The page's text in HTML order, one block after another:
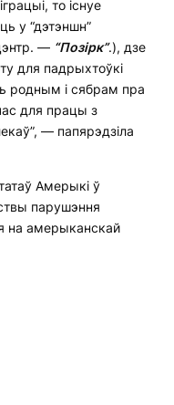
то існуе
у “дэтэншн”
— “Позірк”.), дзе
для падрыхтоўкі
родным і сябрам пра
для працы з
— папярэдзіла
Амерыкі ў
парушэння
на амерыканскай